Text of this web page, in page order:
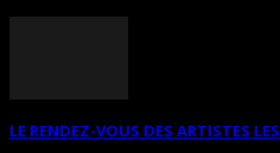
LE RENDEZ-VOUS DES ARTISTES